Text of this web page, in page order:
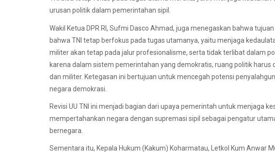
urusan politik dalam pemerintahan sipil.
Wakil Ketua DPR RI, Sufmi Dasco Ahmad, juga menegaskan bahwa
bahwa TNI tetap berfokus pada tugas utamanya, yaitu menjaga
militer akan tetap pada jalur profesionalisme, serta tidak terlibat dalam
karena dalam sistem pemerintahan yang demokratis, ruang politik harus
dan militer. Ketegasan ini bertujuan untuk mencegah potensi
negara demokrasi.
Revisi UU TNI ini menjadi bagian dari upaya pemerintah untuk menjaga
mempertahankan negara dengan supremasi sipil sebagai pengatur
bernegara.
Sementara itu, Kepala Hukum (Kakum) Koharmatau, Letkol Kum Anwar